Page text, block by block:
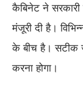
कैबिनेट ने सरकारी
मंजूरी दी है।
के बीच है। सटीक
करना होगा।